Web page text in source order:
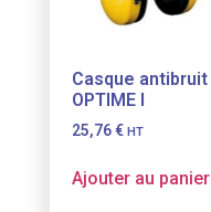
Casque antibruit
OPTIME I
25,76€ HT
Ajouter au panier